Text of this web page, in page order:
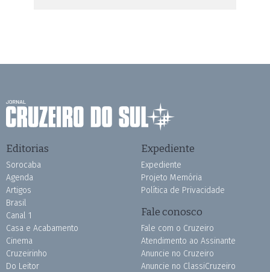
Editorias
Sorocaba
Agenda
Artigos
Brasil
Canal 1
Casa e Acabamento
Cinema
Cruzeirinho
Do Leitor
Expediente
Expediente
Projeto Memória
Política de Privacidade
Fale conosco
Fale com o Cruzeiro
Atendimento ao Assinante
Anuncie no Cruzeiro
Anuncie no ClassiCruzeiro